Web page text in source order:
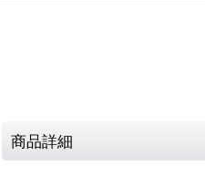
商品詳細